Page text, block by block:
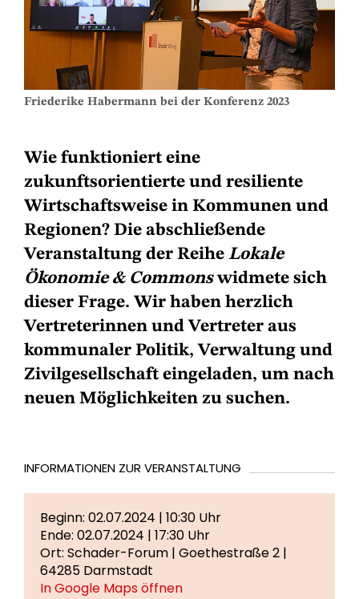
Friederike Habermann bei der Konferenz 2023
Wie funktioniert eine
zukunftsorientierte und resiliente
Wirtschaftsweise in Kommunen und
Regionen? Die abschließende
Veranstaltung der Reihe Lokale
Ökonomie & Commonswidmete sich
dieser Frage. Wir haben herzlich
Vertreterinnen und Vertreter aus
kommunaler Politik, Verwaltung und
Zivilgesellschaft eingeladen, um nach
neuen Möglichkeiten zu suchen.
INFORMATIONEN ZUR VERANSTALTUNG
Beginn: 02.07.2024 | 10:30 Uhr
Ende: 02.07.2024 | 17:30 Uhr
Ort: Schader-Forum | Goethestraße 2 |
64285 Darmstadt
In Google Maps öffnen